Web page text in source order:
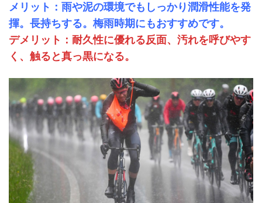
メリット：雨や泥の環境でもしっかり潤滑性能を発
揮。長持ちする。梅雨時期にもおすすめです。
デメリット：耐久性に優れる反面、汚れを呼びやす
く、触ると真っ黒になる。